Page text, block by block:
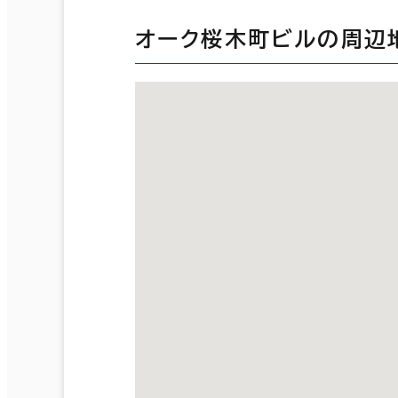
オーク桜木町ビルの周辺